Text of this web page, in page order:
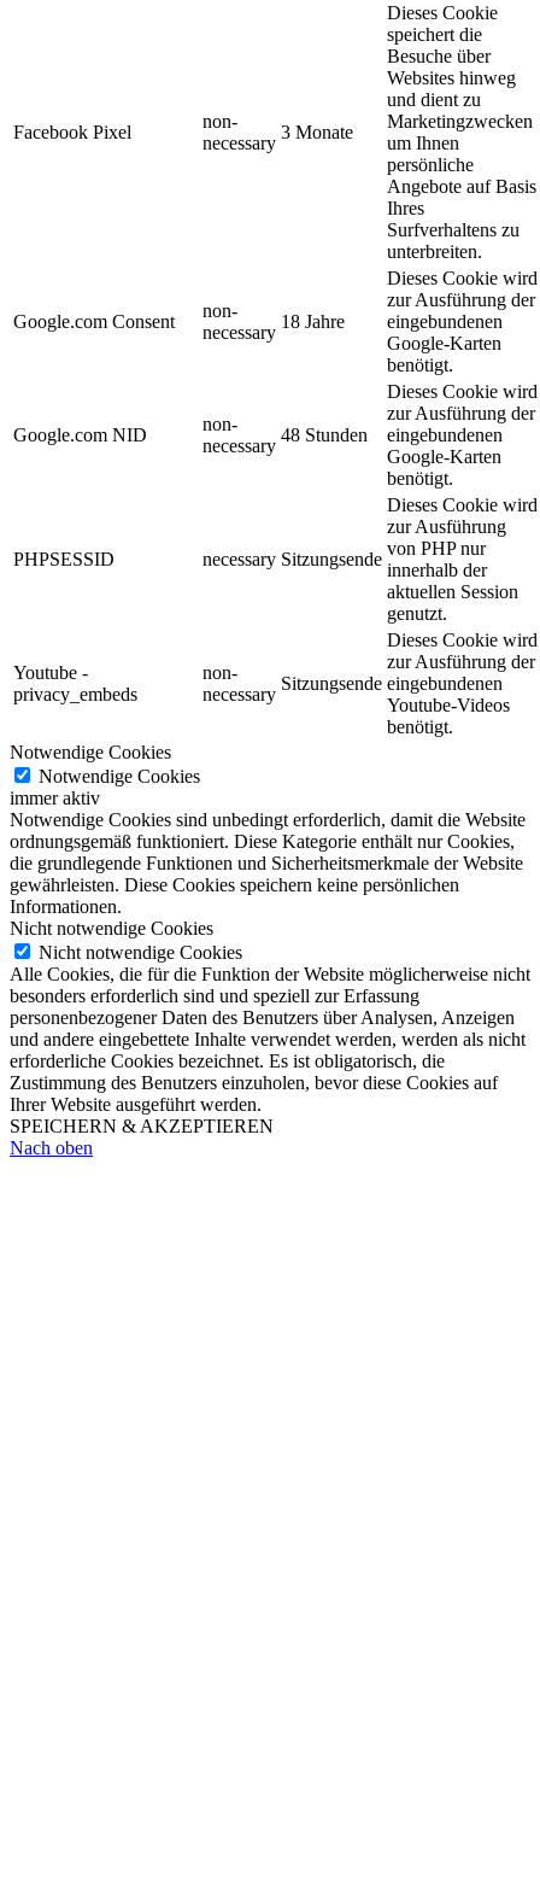
Facebook Pixel
non-
necessary
3 Monate
Dieses Cookie
speichert die
Besuche über
Websites hinweg
und dient zu
Marketingzwecken
um Ihnen
persönliche
Angebote auf Basis
Ihres
Surfverhaltens zu
unterbreiten.
Google.com Consent
non-
necessary
18 Jahre
Dieses Cookie wird
zur Ausführung der
eingebundenen
Google-Karten
benötigt.
Google.com NID
non-
necessary
48 Stunden
Dieses Cookie wird
zur Ausführung der
eingebundenen
Google-Karten
benötigt.
PHPSESSID necessary Sitzungsende
Dieses Cookie wird
zur Ausführung
von PHP nur
innerhalb der
aktuellen Session
genutzt.
Youtube -
privacy_embeds
non-
necessary
Sitzungsende
Dieses Cookie wird
zur Ausführung der
eingebundenen
Youtube-Videos
benötigt.
Notwendige Cookies
Notwendige Cookies
immer aktiv
Notwendige Cookies sind unbedingt erforderlich, damit die Website
ordnungsgemäß funktioniert. Diese Kategorie enthält nur Cookies,
die grundlegende Funktionen und Sicherheitsmerkmale der Website
gewährleisten. Diese Cookies speichern keine persönlichen
Informationen.
Nicht notwendige Cookies
Nicht notwendige Cookies
Alle Cookies, die für die Funktion der Website möglicherweise nicht
besonders erforderlich sind und speziell zur Erfassung
personenbezogener Daten des Benutzers über Analysen, Anzeigen
und andere eingebettete Inhalte verwendet werden, werden als nicht
erforderliche Cookies bezeichnet. Es ist obligatorisch, die
Zustimmung des Benutzers einzuholen, bevor diese Cookies auf
Ihrer Website ausgeführt werden.
SPEICHERN & AKZEPTIEREN
Nach oben